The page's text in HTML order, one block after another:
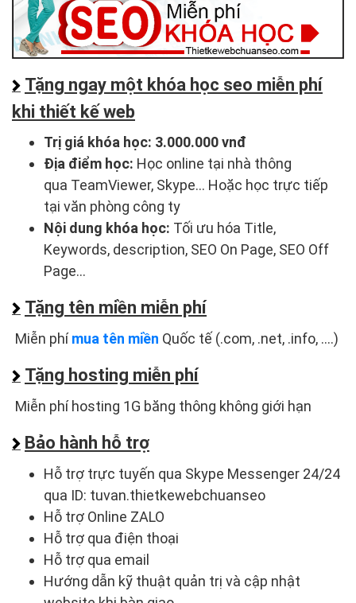
Tặng ngay một khóa học seo miễn phí
khi thiết kế web
Trị giá khóa học: 3.000.000 vnđ
Địa điểm học: Học online tại nhà thông
qua TeamViewer, Skype... Hoặc học trực tiếp
tại văn phòng công ty
Nội dung khóa học: Tối ưu hóa Title,
Keywords, description, SEO On Page, SEO Off
Page...
Tặng tên miền miễn phí
Miễn phímua tên miền Quốc tế (.com, .net, .info, ....)
Tặng hosting miễn phí
Miễn phí hosting 1G băng thông không giới hạn
Bảo hành hỗ trợ
Hỗ trợ trực tuyến qua Skype Messenger 24/24
qua ID: tuvan.thietkewebchuanseo
Hỗ trợ Online ZALO
Hỗ trợ qua điện thoại
Hỗ trợ qua email
Hướng dẫn kỹ thuật quản trị và cập nhật